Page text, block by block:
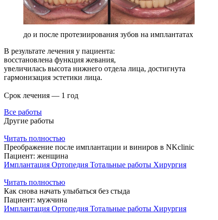
до и после протезиирования зубов на имплантатах
В результате лечения у пациента:
восстановлена функция жевания,
увеличилась высота нижнего отдела лица, достигнута
гармонизация эстетики лица.
Срок лечения — 1 год
Все работы
Другие работы
Читать полностью
Преображение после имплантации и виниров в NKclinic
Пациент: женщина
Имплантация Ортопедия Тотальные работы Хирургия
Читать полностью
Как снова начать улыбаться без стыда
Пациент: мужчина
Имплантация Ортопедия Тотальные работы Хирургия